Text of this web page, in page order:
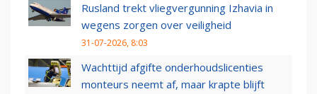
Rusland trekt vliegvergunning Izhavia in
wegens zorgen over veiligheid
31-07-2026, 8:03
Wachttijd afgifte onderhoudslicenties
monteurs neemt af, maar krapte blijft